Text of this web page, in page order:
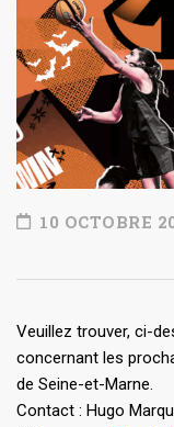
10 OCTOBRE
Veuillez trouver, ci-
concernant les
de Seine-et-Marne.
Contact : Hugo